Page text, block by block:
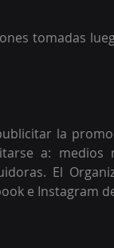
tomadas
la
a: medios
El
e Instagram